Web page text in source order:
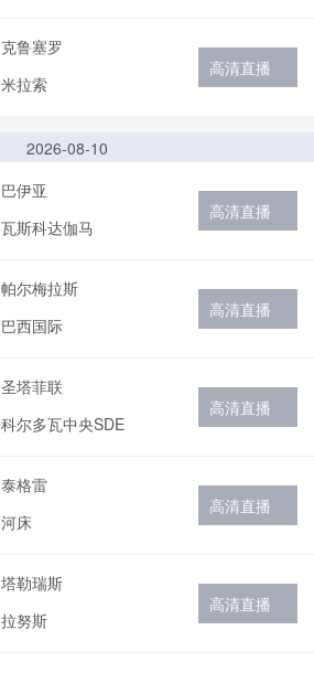
克鲁塞罗
米拉索
高清直播
2026-08-10
巴伊亚
瓦斯科达伽马
高清直播
帕尔梅拉斯
巴西国际
高清直播
圣塔菲联
科尔多瓦中央SDE
高清直播
泰格雷
河床
高清直播
塔勒瑞斯
拉努斯
高清直播